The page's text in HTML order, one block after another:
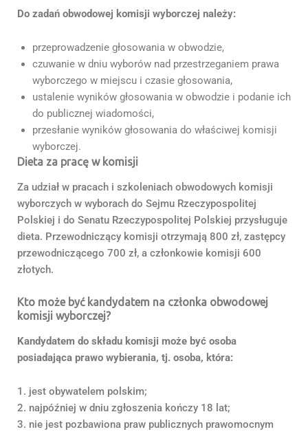
Do zadań obwodowej komisji wyborczej należy:
przeprowadzenie głosowania w obwodzie,
czuwanie w dniu wyborów nad przestrzeganiem prawa
wyborczego w miejscu i czasie głosowania,
ustalenie wyników głosowania w obwodzie i podanie ich
do publicznej wiadomości,
przesłanie wyników głosowania do właściwej komisji
wyborczej.
Dieta za pracę w komisji
Za udział w pracach i szkoleniach obwodowych komisji
wyborczych w wyborach do Sejmu Rzeczypospolitej
Polskiej i do Senatu Rzeczypospolitej Polskiej przysługuje
dieta. Przewodniczący komisji otrzymają 800 zł, zastępcy
przewodniczącego 700 zł, a członkowie komisji 600
złotych.
Kto może być kandydatem na członka obwodowej
komisji wyborczej?
Kandydatem do składu komisji może być osoba
posiadająca prawo wybierania, tj. osoba, która:
1. jest obywatelem polskim;
2. najpóźniej w dniu zgłoszenia kończy 18 lat;
3. nie jest pozbawiona praw publicznych prawomocnym